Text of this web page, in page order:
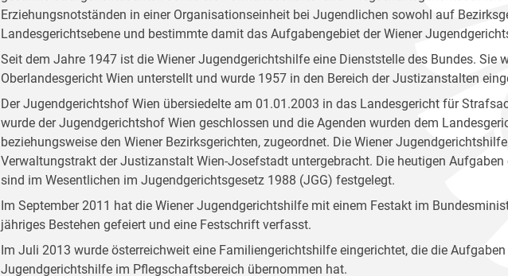
Erziehungsnotständen in einer Organisationseinheit bei Jugendlichen sowohl auf
Landesgerichtsebene und bestimmte damit das Aufgabengebiet der Wiener
Seit dem Jahre 1947 ist die Wiener Jugendgerichtshilfe eine Dienststelle des Bundes. Sie
Oberlandesgericht Wien unterstellt und wurde 1957 in den Bereich der Justizanstalten
Der Jugendgerichtshof Wien übersiedelte am 01.01.2003 in das Landesgericht für
wurde der Jugendgerichtshof Wien geschlossen und die Agenden wurden dem
beziehungsweise den Wiener Bezirksgerichten, zugeordnet. Die Wiener
Verwaltungstrakt der Justizanstalt Wien-Josefstadt untergebracht. Die heutigen
sind im Wesentlichen im Jugendgerichtsgesetz 1988 (JGG) festgelegt.
Im September 2011 hat die Wiener Jugendgerichtshilfe mit einem Festakt im
jähriges Bestehen gefeiert und eine Festschrift verfasst.
Im Juli 2013 wurde österreichweit eine Familiengerichtshilfe eingerichtet, die die Aufgaben
Jugendgerichtshilfe im Pflegschaftsbereich übernommen hat.